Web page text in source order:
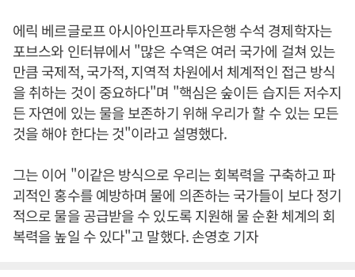
에릭 베르글로프 아시아인프라투자은행 수석 경제학자는
포브스와 인터뷰에서 "많은 수역은 여러 국가에 걸쳐 있는
만큼 국제적, 국가적, 지역적 차원에서 체계적인 접근 방식
을 취하는 것이 중요하다"며 "핵심은 숲이든 습지든 저수지
든 자연에 있는 물을 보존하기 위해 우리가 할 수 있는 모든
것을 해야 한다는 것"이라고 설명했다.
그는 이어 "이같은 방식으로 우리는 회복력을 구축하고 파
괴적인 홍수를 예방하며 물에 의존하는 국가들이 보다 정기
적으로 물을 공급받을 수 있도록 지원해 물 순환 체계의 회
복력을 높일 수 있다"고 말했다. 손영호 기자